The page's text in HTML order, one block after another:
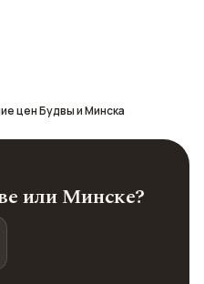
цен Будвы и Минска
или Минске?